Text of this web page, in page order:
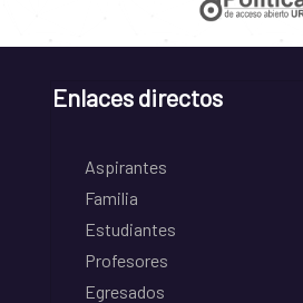
Enlaces directos
Aspirantes
Familia
Estudiantes
Profesores
Egresados